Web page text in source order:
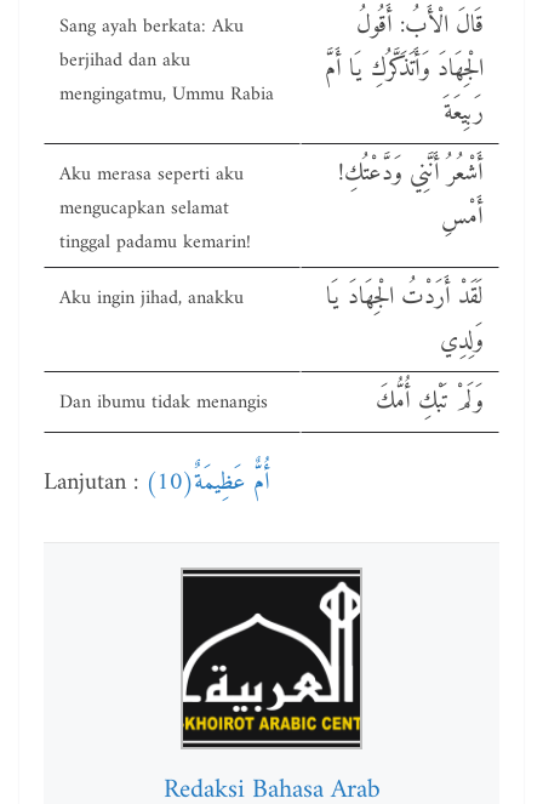
Sang ayah berkata: Aku
berjihad dan aku
mengingatmu, Ummu Rabia
قَالَ الْأَبُ: أَقُولُ
الْجِهَادَ وَأَتَذَكَّرُكِ يَا أَمَّ
رَبِيعَةَ
Aku merasa seperti aku
mengucapkan selamat
tinggal padamu kemarin!
!أَشْعُرُ أَنَّنِي وَدَّعْتُكِ
أَمْسِ
Aku ingin jihad, anakku
لَقَدْ أَرَدْتُ الْجِهَادَ يَا
وَلِدِي
Dan ibumu tidak menangis
وَلَمْ تَبْكِ أُمُّكَ
Lanjutan :
أُمٌّ عَظِيمَةٌ(10)
Redaksi Bahasa Arab